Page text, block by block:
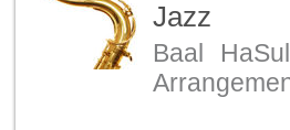
Jazz
Baal